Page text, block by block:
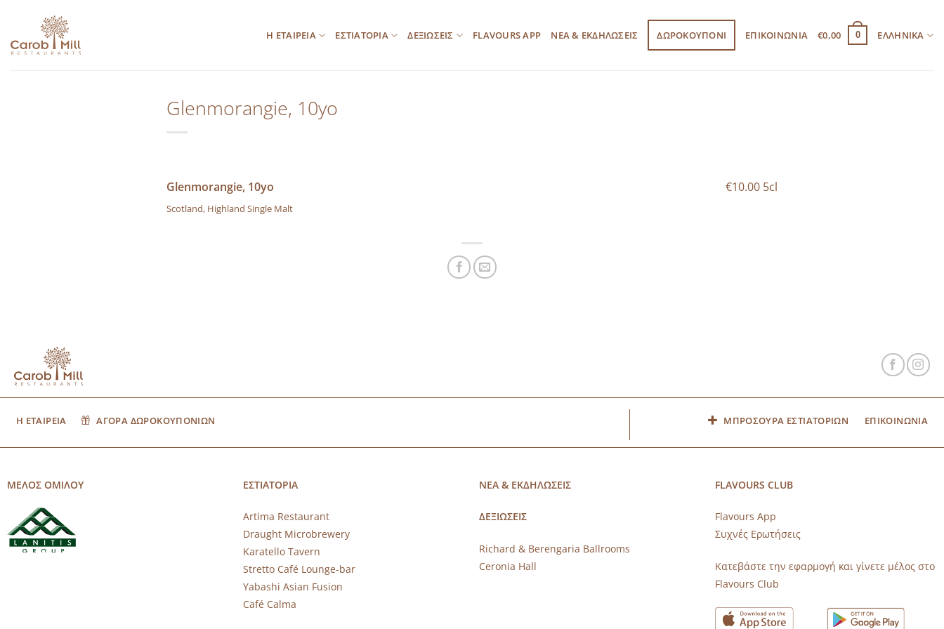
περιεχόμενο
Η ΕΤΑΙΡΕΙΑ ΕΣΤΙΑΤΟΡΙΑ ΔΕΞΙΩΣΕΙΣ FLAVOURS APP ΝΕΑ & ΕΚΔΗΛΩΣΕΙΣ ΔΩΡΟΚΟΥΠΟΝΙ ΕΠΙΚΟΙΝΩΝΙΑ €0,00 0 ΕΛΛΗΝΙΚΆ
Glenmorangie, 10yo
Glenmorangie, 10yo €10.00 5cl
Scotland, Highland Single Malt
Η ΕΤΑΙΡΕΙΑ ΑΓΟΡΑ ΔΩΡΟΚΟΥΠΟΝΙΩΝ ΜΠΡΟΣΟΥΡΑ ΕΣΤΙΑΤΟΡΙΩΝ ΕΠΙΚΟΙΝΩΝΙΑ
ΜΕΛΟΣ ΟΜΙΛΟΥ ΕΣΤΙΑΤΟΡΙΑ
Artima Restaurant
Draught Microbrewery
Karatello Tavern
Stretto Café Lounge-bar
Yabashi Asian Fusion
Café Calma
ΝΕΑ & ΕΚΔΗΛΩΣΕΙΣ
ΔΕΞΙΩΣΕΙΣ
Richard & Berengaria Ballrooms
Ceronia Hall
FLAVOURS CLUB
Flavours App
Συχνές Ερωτήσεις
Κατεβάστε την εφαρμογή και γίνετε μέλος στο
Flavours Club